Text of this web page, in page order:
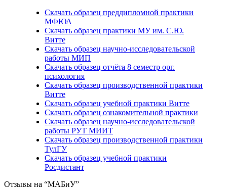
Скачать образец преддипломной практики
МФЮА
Скачать образец практики МУ им. С.Ю.
Витте
Скачать образец научно-исследовательской
работы МИП
Скачать образец отчёта 8 семестр орг.
психология
Скачать образец производственной практики
Витте
Скачать образец учебной практики Витте
Скачать образец ознакомительной практики
Скачать образец научно-исследовательской
работы РУТ МИИТ
Скачать образец производственной практики
ТулГУ
Скачать образец учебной практики
Росдистант
Отзывы на “МАБиУ”